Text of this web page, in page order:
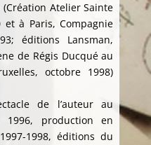
Atelier Sainte
à Paris, Compagnie
éditions Lansman,
de Régis Ducqué au
octobre 1998)
de l’auteur au
1996, production en
1998, éditions du